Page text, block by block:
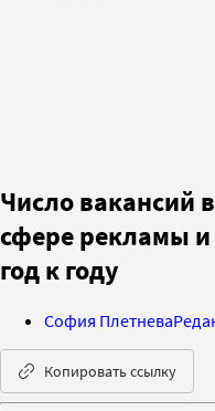
Число вакансий
сфере рекламы и
год к году
София Плетнева
Копировать ссылку